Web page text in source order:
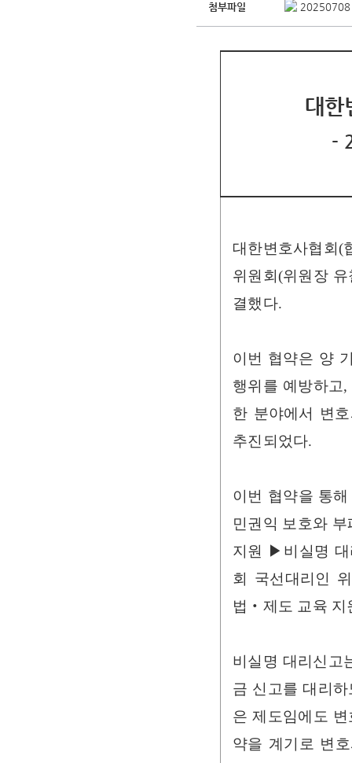
첨부파일 20250708
대한
-
대한변호사협회(
위원회(위원장
결했다.
이번 협약은 양
행위를 예방하고
한 분야에서 변
추진되었다.
이번 협약을 통
민권익 보호와
지원 ▶비실명
회 국선대리인
법‧제도 교육 지
비실명 대리신고
금 신고를 대리
은 제도임에도
약을 계기로 변